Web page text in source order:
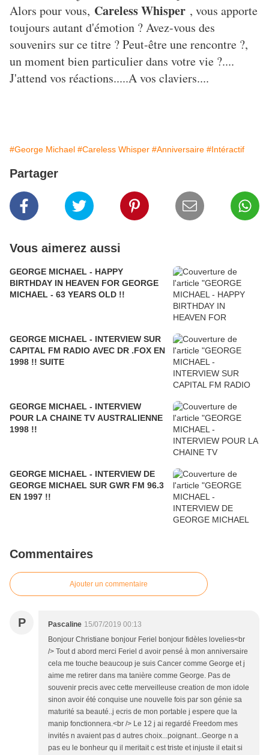
Alors pour vous, Careless Whisper , vous apporte
toujours autant d'émotion ? Avez-vous des
souvenirs sur ce titre ? Peut-être une rencontre ?,
un moment bien particulier dans votre vie ?....
J'attend vos réactions.....A vos claviers....
#George Michael #Careless Whisper #Anniversaire #Intéractif
Partager
Vous aimerez aussi
GEORGE MICHAEL - HAPPY
BIRTHDAY IN HEAVEN FOR GEORGE
MICHAEL - 63 YEARS OLD !!
GEORGE MICHAEL - INTERVIEW SUR
CAPITAL FM RADIO AVEC DR .FOX EN
1998 !! SUITE
GEORGE MICHAEL - INTERVIEW
POUR LA CHAINE TV AUSTRALIENNE
1998 !!
GEORGE MICHAEL - INTERVIEW DE
GEORGE MICHAEL SUR GWR FM 96.3
EN 1997 !!
Commentaires
Ajouter un commentaire
P Pascaline 15/07/2019 00:13
Bonjour Christiane bonjour Feriel bonjour fidèles lovelies<br
/> Tout d abord merci Feriel d avoir pensé à mon anniversaire
cela me touche beaucoup je suis Cancer comme George et j
aime me retirer dans ma tanière comme George. Pas de
souvenir precis avec cette merveilleuse creation de mon idole
sinon avoir été conquise une nouvelle fois par son génie sa
maturité sa beauté..j ecris de mon portable j espere que la
manip fonctionnera.<br /> Le 12 j ai regardé Freedom mes
invités n avaient pas d autres choix...poignant...George n a
pas eu le bonheur qu il meritait c est triste et injuste il etait si